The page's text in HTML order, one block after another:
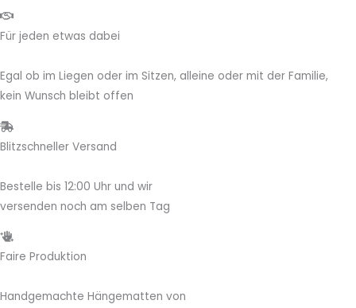
Für jeden etwas dabei
Egal ob im Liegen oder im Sitzen, alleine oder mit der Familie,
kein Wunsch bleibt offen
Blitzschneller Versand
Bestelle bis 12:00 Uhr und wir
versenden noch am selben Tag
Faire Produktion
Handgemachte Hängematten von